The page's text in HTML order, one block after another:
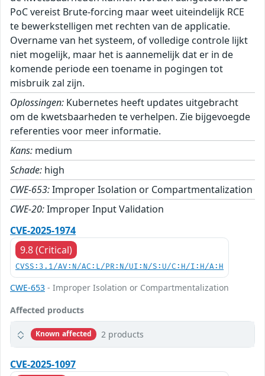
PoC vereist Brute-forcing maar weet uiteindelijk RCE
te bewerkstelligen met rechten van de applicatie.
Overname van het systeem, of volledige controle lijkt
niet mogelijk, maar het is aannemelijk dat er in de
komende periode een toename in pogingen tot
misbruik zal zijn.
Oplossingen: Kubernetes heeft updates uitgebracht
om de kwetsbaarheden te verhelpen. Zie bijgevoegde
referenties voor meer informatie.
Kans: medium
Schade: high
CWE-653:Improper Isolation or Compartmentalization
CWE-20:Improper Input Validation
CVE-2025-1974
9.8 (Critical)
CVSS:3.1/AV:N/AC:L/PR:N/UI:N/S:U/C:H/I:H/A:H
CWE-653 - Improper Isolation or Compartmentalization
Affected products
Known affected 2 products
CVE-2025-1097